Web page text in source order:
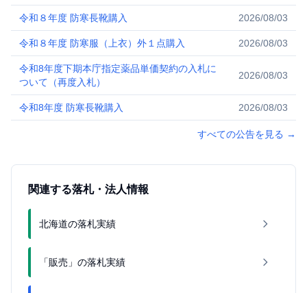
令和８年度 防寒長靴購入 2026/08/03
令和８年度 防寒服（上衣）外１点購入 2026/08/03
令和8年度下期本庁指定薬品単価契約の入札に
ついて（再度入札）
2026/08/03
令和8年度 防寒長靴購入 2026/08/03
すべての公告を見る →
関連する落札・法人情報
北海道の落札実績
「販売」の落札実績